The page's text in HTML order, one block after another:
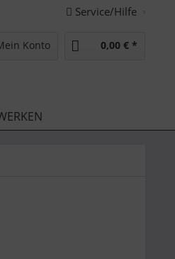
Service/Hilfe
Konto 0,00 € *